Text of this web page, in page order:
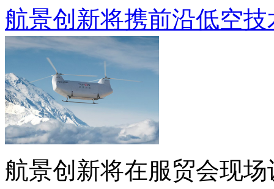
航景创新将携前沿低空
航景创新将在服贸会现